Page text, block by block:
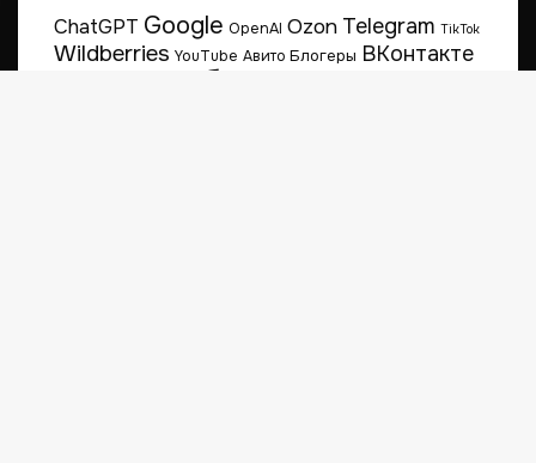
ChatGPT Google OpenAI Ozon Telegram TikTok
Wildberries YouTube Авито Блогеры ВКонтакте
боты